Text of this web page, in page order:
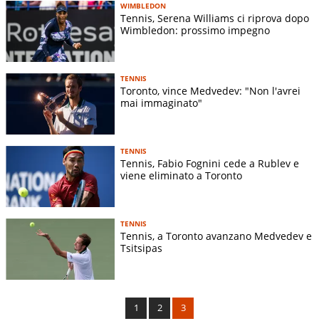
WIMBLEDON
Tennis, Serena Williams ci riprova dopo
Wimbledon: prossimo impegno
TENNIS
Toronto, vince Medvedev: "Non l'avrei
mai immaginato"
TENNIS
Tennis, Fabio Fognini cede a Rublev e
viene eliminato a Toronto
TENNIS
Tennis, a Toronto avanzano Medvedev e
Tsitsipas
1 2 3